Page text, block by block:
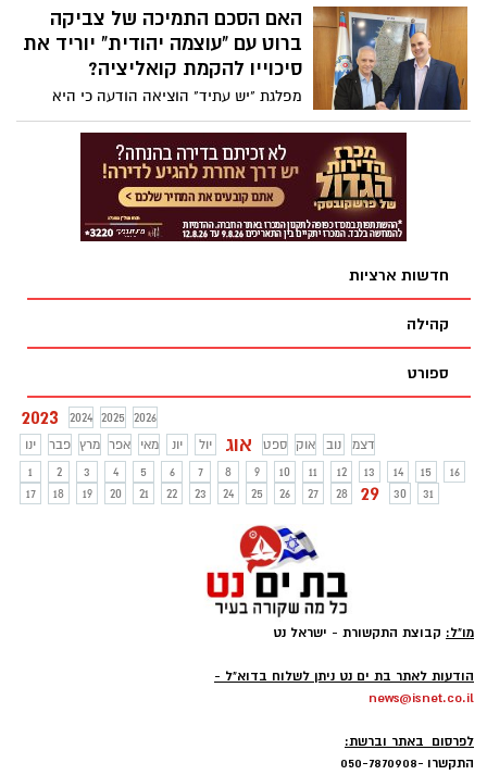
הרחצה מותרת בחופים המוכרזים בלבד.
האם הסכם התמיכה של צביקה
ברוט עם "עוצמה יהודית" יוריד את
סיכוייו להקמת קואליציה?
מפלגת "יש עתיד" הוציאה הודעה כי היא
אוסרת על מועמדיה לרשויות המקומיות לסגור
קואליציה עם "עוצמה יהודית". הודעה זו
מעמידה בסיכון את השותפות בין אלי יריב,
אשר חבר עם רשימתו למפלגה לצביקה ברוט,
אשר חתם על הסכם תמיכה עם "עוצמה
יהודית" לקראת הבחירות הקרובות.
חדשות ארציות
קהילה
ספורט
2023 2024 2025
2026
ינו
פבר מרץ אפר מאי יונ יול אוג ספט אוק נוב
דצמ
1
2 3 4 5 6 7 8 9 10 11 12 13 14 15
16
17
18 19 20 21 22 23 24 25 26 27 28 29 30 31
מו"ל: קבוצת התקשורת - ישראל נט
הודעות לאתר בת ים נט ניתן לשלוח בדוא"ל -
news@isnet.co.il
לפרסום באתר וברשת:
התקשרו -050-7870908